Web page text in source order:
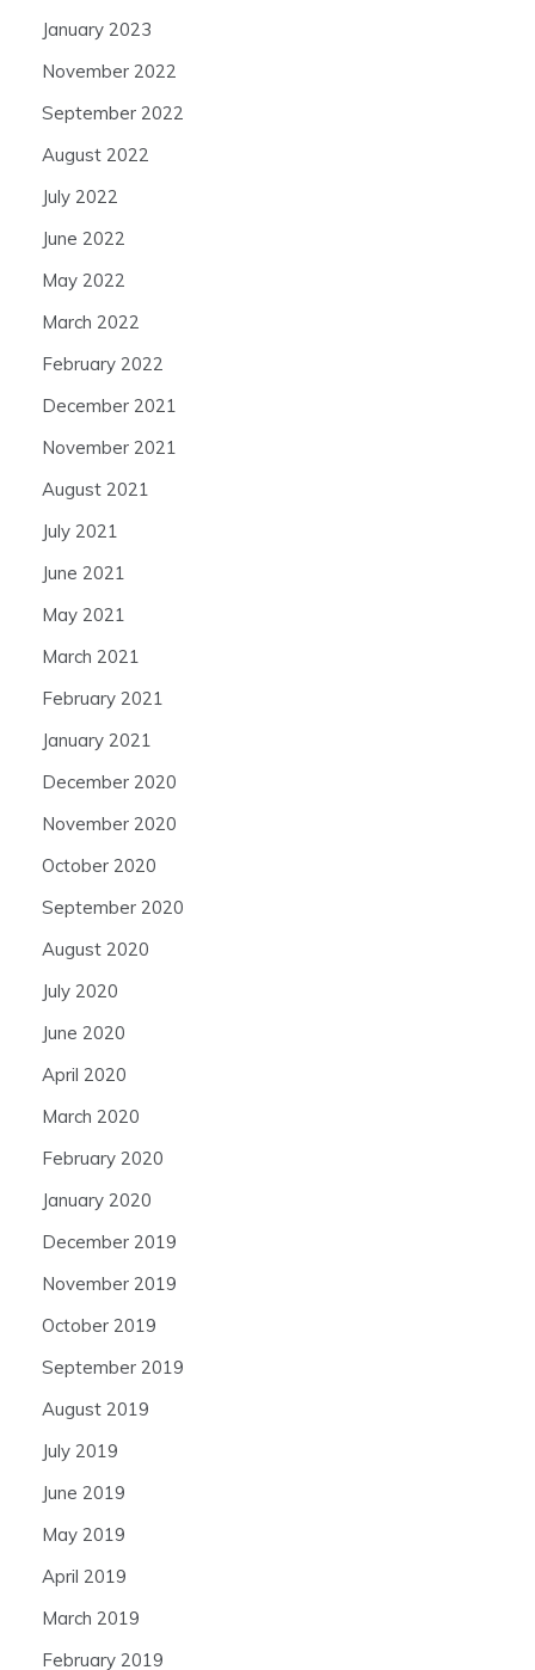
January 2023
November 2022
September 2022
August 2022
July 2022
June 2022
May 2022
March 2022
February 2022
December 2021
November 2021
August 2021
July 2021
June 2021
May 2021
March 2021
February 2021
January 2021
December 2020
November 2020
October 2020
September 2020
August 2020
July 2020
June 2020
April 2020
March 2020
February 2020
January 2020
December 2019
November 2019
October 2019
September 2019
August 2019
July 2019
June 2019
May 2019
April 2019
March 2019
February 2019